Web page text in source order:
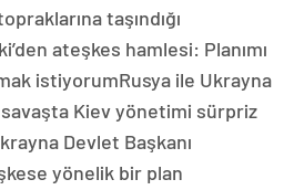
taşındığı
ateşkes hamlesi: Planımı
istiyorumRusya ile Ukrayna
savaşta Kiev yönetimi sürpriz
Devlet Başkanı
yönelik bir plan